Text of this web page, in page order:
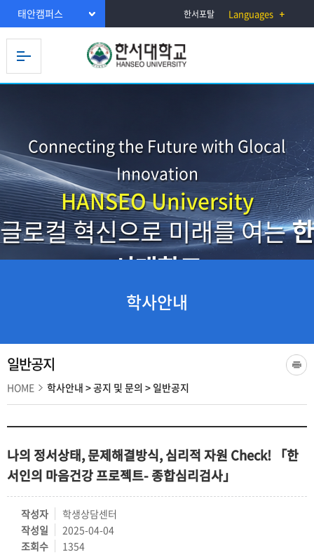
태안캠퍼스 한서포탈 Languages
Connecting the Future with Glocal
Innovation
HANSEO University
글로컬 혁신으로 미래를 여는한
서대학교
학사안내
일반공지
HOME 학사안내 >공지 및 문의 > 일반공지
나의 정서상태, 문제해결방식, 심리적 자원 Check! 「한
서인의 마음건강 프로젝트- 종합심리검사」
작성자
학생상담센터
작성일
2025-04-04
조회수
1354